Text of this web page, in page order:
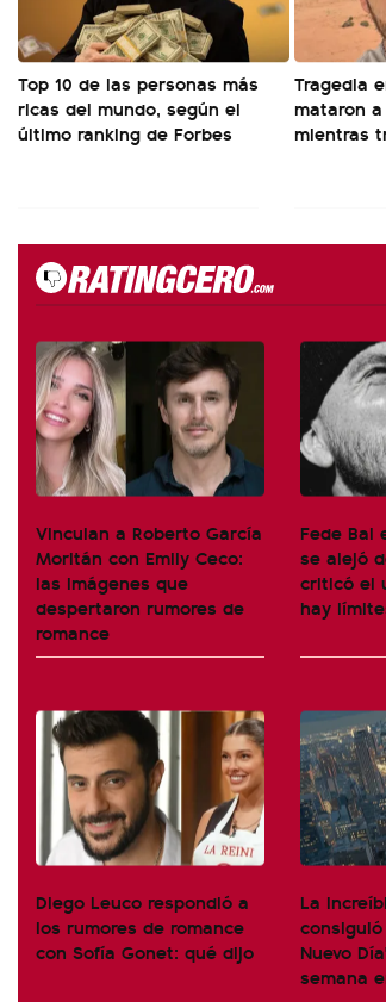
Top 10 de las personas más
ricas del mundo, según el
último ranking de Forbes
Tragedia
mataron
mientras
Vinculan a Roberto García
Moritán con Emily Ceco:
las imágenes que
despertaron rumores de
romance
Fede Bal
se alejó
criticó el
hay
Diego Leuco respondió a
los rumores de romance
con Sofía Gonet: qué dijo
La
Nuevo
semana